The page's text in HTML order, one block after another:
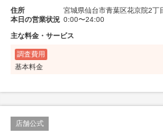
住所
宮城県仙台市青葉区花京院2丁
本日の営業状況 0:00〜24:00
主な料金・サービス
調査費用
基本料金
店舗公式